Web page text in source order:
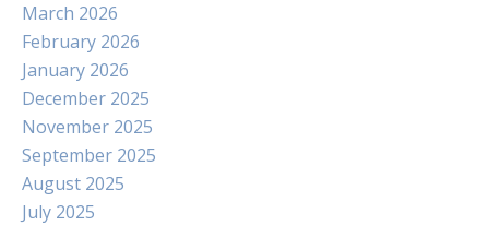
March 2026
February 2026
January 2026
December 2025
November 2025
September 2025
August 2025
July 2025